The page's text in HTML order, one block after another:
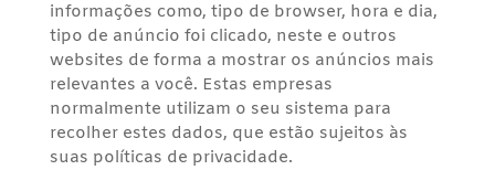
informações como, tipo de browser, hora e dia,
tipo de anúncio foi clicado, neste e outros
websites de forma a mostrar os anúncios mais
relevantes a você. Estas empresas
normalmente utilizam o seu sistema para
recolher estes dados, que estão sujeitos às
suas políticas de privacidade.